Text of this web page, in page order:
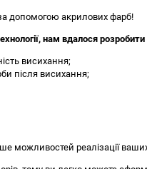
допомогою акрилових фарб!
нам вдалося
висихання;
після висихання;
можливостей реалізації